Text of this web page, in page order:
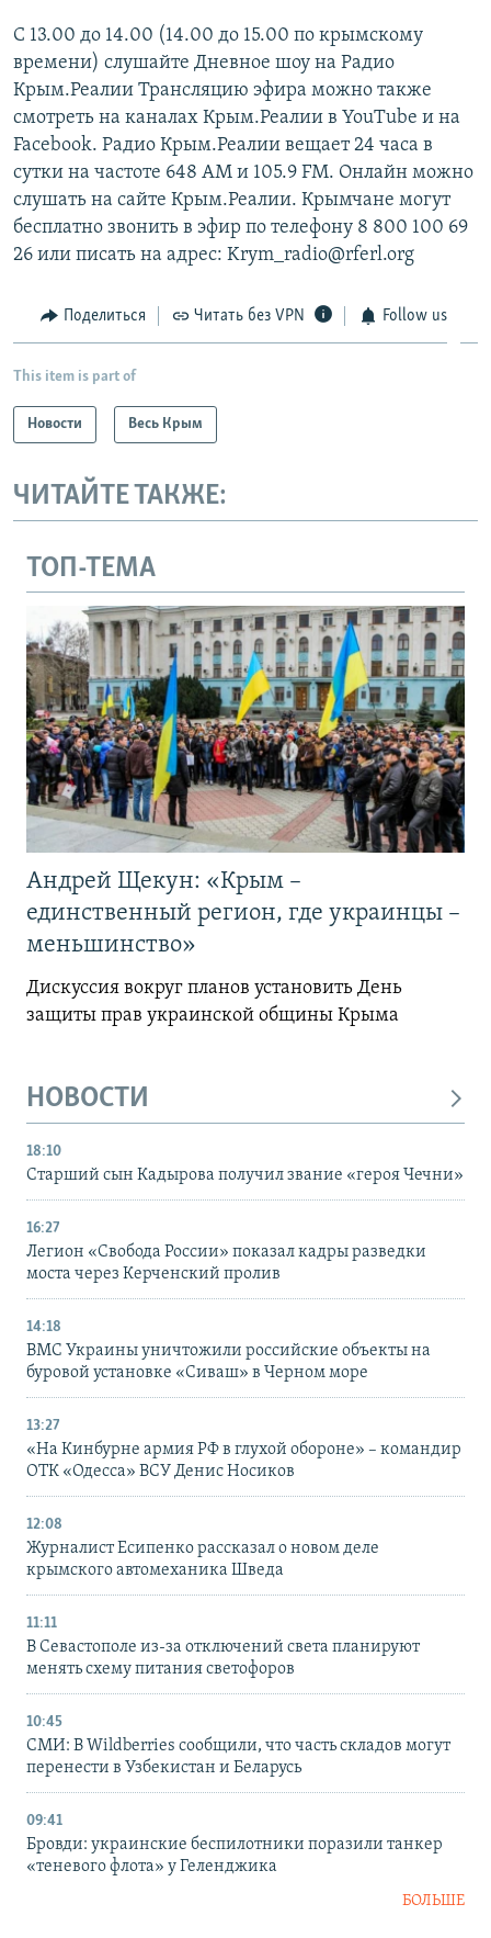
С 13.00 до 14.00 (14.00 до 15.00 по крымскому
времени) слушайте Дневное шоу на Радио
Крым.Реалии Трансляцию эфира можно также
смотреть на каналах Крым.Реалии в YouTube и на
Facebook. Радио Крым.Реалии вещает 24 часа в
сутки на частоте 648 АМ и 105.9 FМ. Онлайн можно
слушать на сайте Крым.Реалии. Крымчане могут
бесплатно звонить в эфир по телефону 8 800 100 69
26 или писать на адрес: Krym_radio@rferl.org
Поделиться Читать без VPN Follow us
This item is part of
Новости Весь Крым
ЧИТАЙТЕ ТАКЖЕ:
ТОП-ТЕМА
Андрей Щекун: «Крым –
единственный регион, где украинцы –
меньшинство»
Дискуссия вокруг планов установить День
защиты прав украинской общины Крыма
НОВОСТИ
18:10
Старший сын Кадырова получил звание «героя Чечни»
16:27
Легион «Свобода России» показал кадры разведки
моста через Керченский пролив
14:18
ВМС Украины уничтожили российские объекты на
буровой установке «Сиваш» в Черном море
13:27
«На Кинбурне армия РФ в глухой обороне» – командир
ОТК «Одесса» ВСУ Денис Носиков
12:08
Журналист Есипенко рассказал о новом деле
крымского автомеханика Шведа
11:11
В Севастополе из-за отключений света планируют
менять схему питания светофоров
10:45
СМИ: В Wildberries сообщили, что часть складов могут
перенести в Узбекистан и Беларусь
09:41
Бровди: украинские беспилотники поразили танкер
«теневого флота» у Геленджика
БОЛЬШЕ